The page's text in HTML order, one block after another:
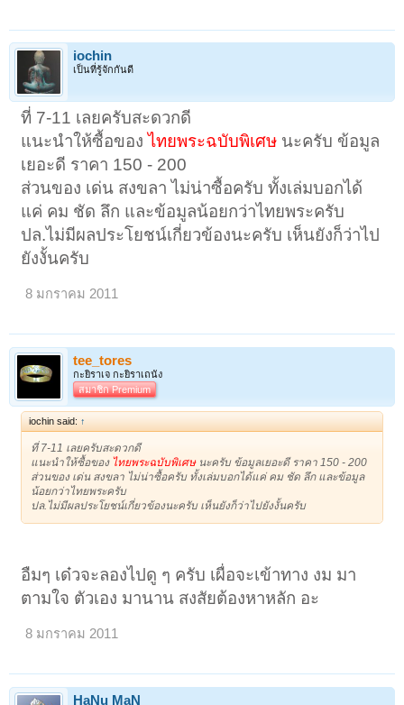
iochin
เป็นที่รู้จักกันดี
ที่ 7-11 เลยครับสะดวกดี
แนะนำให้ซื้อของไทยพระฉบับพิเศษ นะครับ ข้อมูล
เยอะดี ราคา 150 - 200
ส่วนของ เด่น สงขลา ไม่น่าซื้อครับ ทั้งเล่มบอกได้
แค่ คม ชัด ลึก และข้อมูลน้อยกว่าไทยพระครับ
ปล.ไม่มีผลประโยชน์เกี่ยวข้องนะครับ เห็นยังก็ว่าไป
ยังงั้นครับ
8 มกราคม 2011
tee_tores
กะยิราเจ กะยิราเถนัง
สมาชิก Premium
iochin said: ↑
ที่ 7-11 เลยครับสะดวกดี
แนะนำให้ซื้อของ ไทยพระฉบับพิเศษนะครับ ข้อมูลเยอะดี ราคา 150 - 200
ส่วนของ เด่น สงขลา ไม่น่าซื้อครับ ทั้งเล่มบอกได้แค่ คม ชัด ลึก และข้อมูล
น้อยกว่าไทยพระครับ
ปล.ไม่มีผลประโยชน์เกี่ยวข้องนะครับ เห็นยังก็ว่าไปยังงั้นครับ
อืมๆ เด๋วจะลองไปดู ๆ ครับ เผื่อจะเข้าทาง งม มา
ตามใจ ตัวเอง มานาน สงสัยต้องหาหลัก อะ
8 มกราคม 2011
HaNu MaN